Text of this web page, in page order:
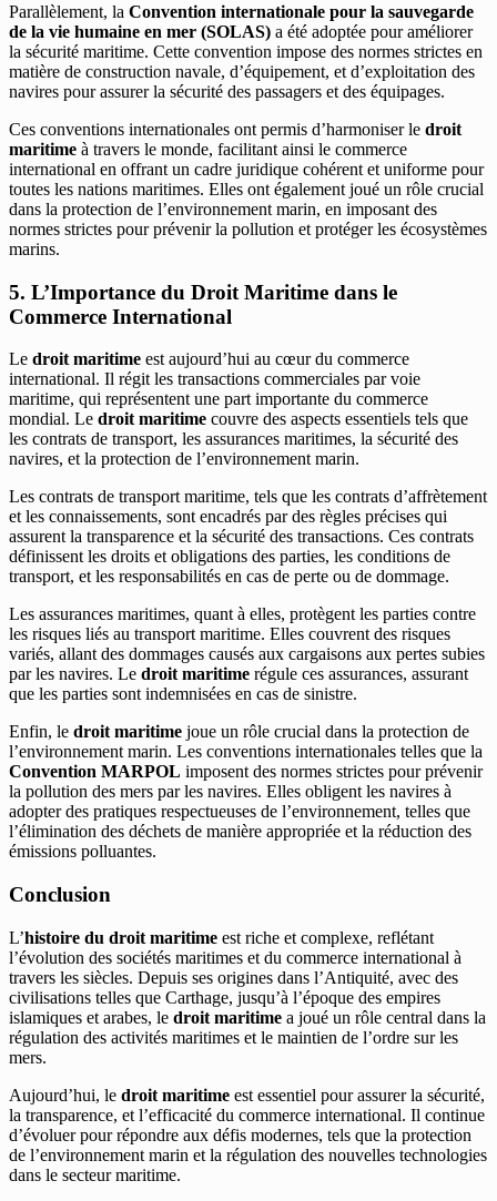
Parallèlement, la Convention internationale pour la sauvegarde
de la vie humaine en mer (SOLAS) a été adoptée pour améliorer
la sécurité maritime. Cette convention impose des normes strictes en
matière de construction navale, d’équipement, et d’exploitation des
navires pour assurer la sécurité des passagers et des équipages.
Ces conventions internationales ont permis d’harmoniser le droit
maritime à travers le monde, facilitant ainsi le commerce
international en offrant un cadre juridique cohérent et uniforme pour
toutes les nations maritimes. Elles ont également joué un rôle crucial
dans la protection de l’environnement marin, en imposant des
normes strictes pour prévenir la pollution et protéger les écosystèmes
marins.
5. L’Importance du Droit Maritime dans le
Commerce International
Le droit maritime est aujourd’hui au cœur du commerce
international. Il régit les transactions commerciales par voie
maritime, qui représentent une part importante du commerce
mondial. Le droit maritime couvre des aspects essentiels tels que
les contrats de transport, les assurances maritimes, la sécurité des
navires, et la protection de l’environnement marin.
Les contrats de transport maritime, tels que les contrats d’affrètement
et les connaissements, sont encadrés par des règles précises qui
assurent la transparence et la sécurité des transactions. Ces contrats
définissent les droits et obligations des parties, les conditions de
transport, et les responsabilités en cas de perte ou de dommage.
Les assurances maritimes, quant à elles, protègent les parties contre
les risques liés au transport maritime. Elles couvrent des risques
variés, allant des dommages causés aux cargaisons aux pertes subies
par les navires. Le droit maritime régule ces assurances, assurant
que les parties sont indemnisées en cas de sinistre.
Enfin, le droit maritime joue un rôle crucial dans la protection de
l’environnement marin. Les conventions internationales telles que la
Convention MARPOL imposent des normes strictes pour prévenir
la pollution des mers par les navires. Elles obligent les navires à
adopter des pratiques respectueuses de l’environnement, telles que
l’élimination des déchets de manière appropriée et la réduction des
émissions polluantes.
Conclusion
L’histoire du droit maritime est riche et complexe, reflétant
l’évolution des sociétés maritimes et du commerce international à
travers les siècles. Depuis ses origines dans l’Antiquité, avec des
civilisations telles que Carthage, jusqu’à l’époque des empires
islamiques et arabes, le droit maritime a joué un rôle central dans la
régulation des activités maritimes et le maintien de l’ordre sur les
mers.
Aujourd’hui, le droit maritime est essentiel pour assurer la sécurité,
la transparence, et l’efficacité du commerce international. Il continue
d’évoluer pour répondre aux défis modernes, tels que la protection
de l’environnement marin et la régulation des nouvelles technologies
dans le secteur maritime.